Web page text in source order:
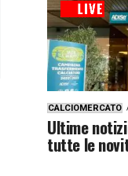
CALCIOMERCATO
Ultime
tutte le